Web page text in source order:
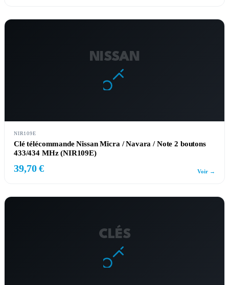
NISSAN
NIR109E
Clé télécommande Nissan Micra / Navara / Note 2 boutons
433/434 MHz (NIR109E)
39,70 € Voir →
CLÉS